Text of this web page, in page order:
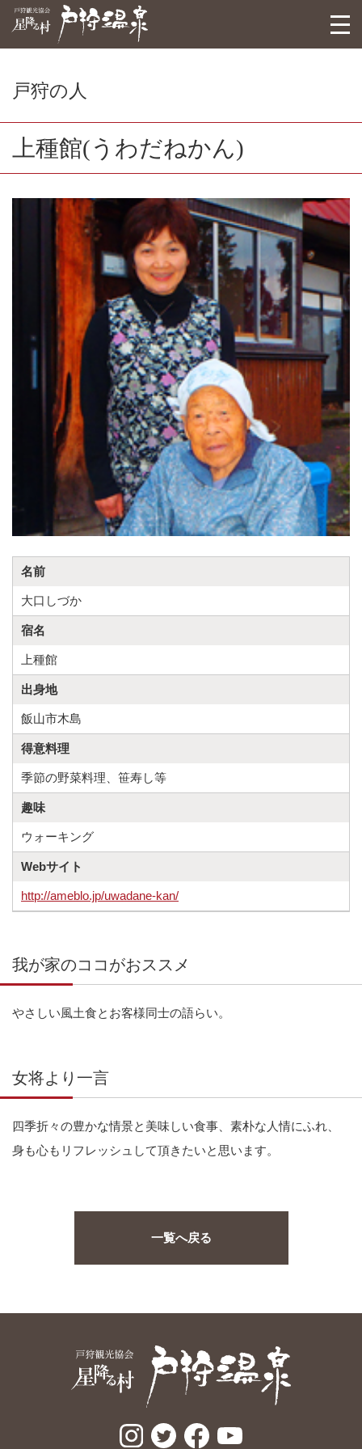
戸狩の人
上種館(うわだねかん)
名前
大口しづか
宿名
上種館
出身地
飯山市木島
得意料理
季節の野菜料理、笹寿し等
趣味
ウォーキング
Webサイト
http://ameblo.jp/uwadane-kan/
我が家のココがおススメ
やさしい風土食とお客様同士の語らい。
女将より一言
四季折々の豊かな情景と美味しい食事、素朴な人情にふれ、
身も心もリフレッシュして頂きたいと思います。
一覧へ戻る